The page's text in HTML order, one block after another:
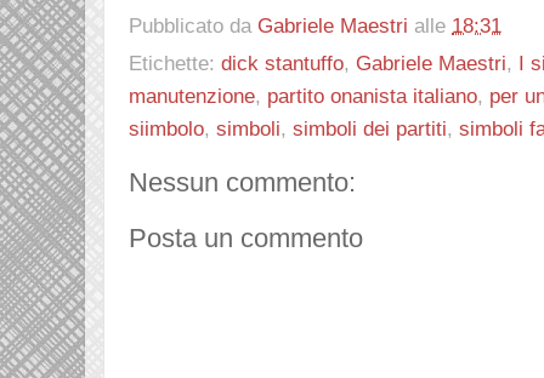
Pubblicato da Gabriele Maestri alle 18:31
Etichette: dick stantuffo, Gabriele Maestri, I
manutenzione, partito onanista italiano, per
siimbolo, simboli, simboli dei partiti, simboli
Nessun commento:
Posta un commento